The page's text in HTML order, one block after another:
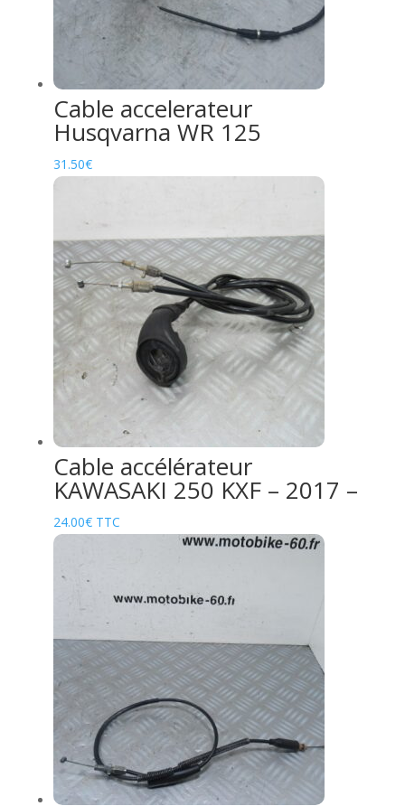
Cable accelerateur
Husqvarna WR 125
31.50€
Cable accélérateur
KAWASAKI 250 KXF – 2017 –
24.00€ TTC